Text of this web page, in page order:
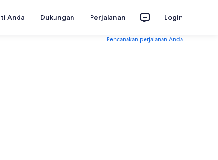
Anda Dukungan Perjalanan Login
Rencanakan perjalanan Anda